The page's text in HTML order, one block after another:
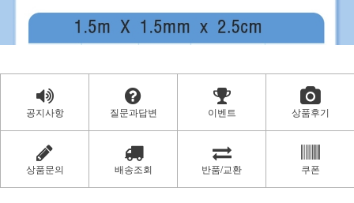
공지사항 질문과답변 이벤트 상품후기
상품문의 배송조회 반품/교환 쿠폰